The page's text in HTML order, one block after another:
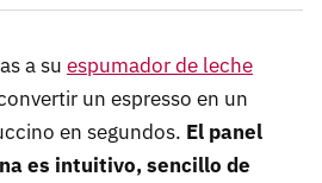
a su espumador de leche
un espresso en un
en segundos. El panel
es intuitivo, sencillo de